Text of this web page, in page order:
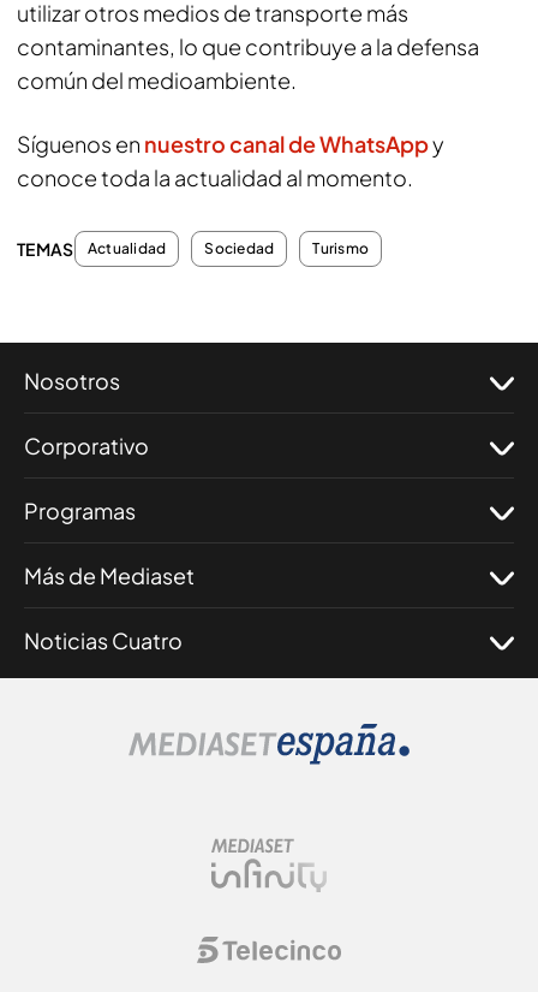
utilizar otros medios de transporte más
contaminantes, lo que contribuye a la defensa
común del medioambiente.
Síguenos en nuestro canal de WhatsAppy
conoce toda la actualidad al momento.
TEMAS Actualidad Sociedad Turismo
Nosotros
Corporativo
Programas
Más de Mediaset
Noticias Cuatro